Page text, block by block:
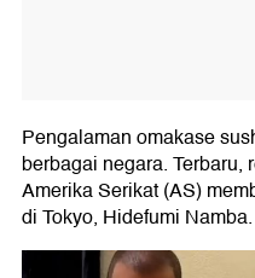
Pengalaman omakase
berbagai negara. Terbaru,
Amerika Serikat (AS)
di Tokyo, Hidefumi Namba.